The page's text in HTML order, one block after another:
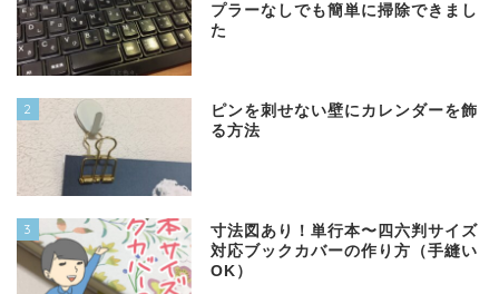
プラーなしでも簡単に掃除できまし
た
2
ピンを刺せない壁にカレンダーを飾
る方法
3
寸法図あり！単行本〜四六判サイズ
対応ブックカバーの作り方（手縫い
OK）